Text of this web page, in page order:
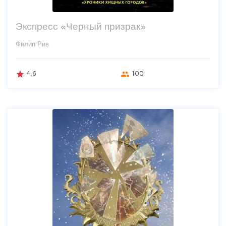
Экспресс «Черный призрак»
Филип Рив
grade 4,6 group 100